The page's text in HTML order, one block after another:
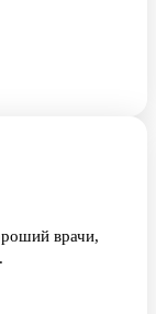
врачи,